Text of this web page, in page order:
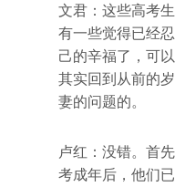
文君：这些高考
有一些觉得已经
己的辛福了，可
其实回到从前的
妻的问题的。
卢红：没错。首
考成年后，他们